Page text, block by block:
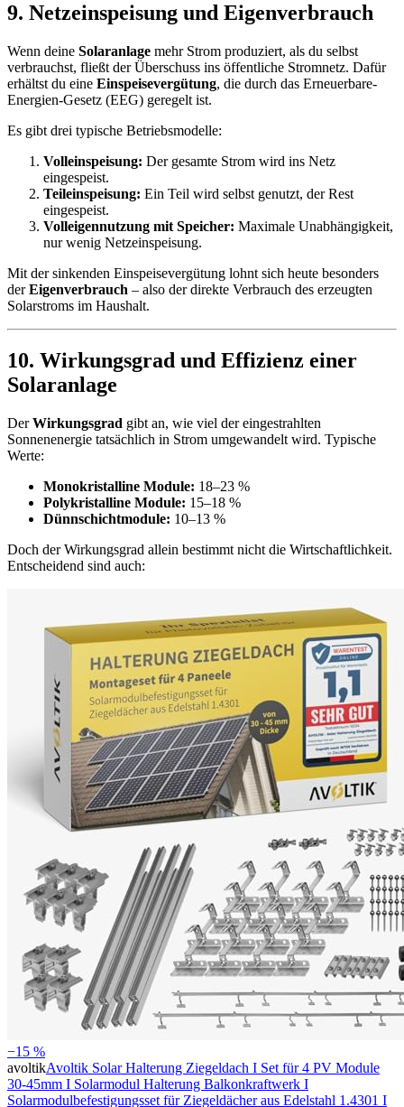
9. Netzeinspeisung und Eigenverbrauch
Wenn deine Solaranlage mehr Strom produziert, als du selbst
verbrauchst, fließt der Überschuss ins öffentliche Stromnetz. Dafür
erhältst du eine Einspeisevergütung, die durch das Erneuerbare-
Energien-Gesetz (EEG) geregelt ist.
Es gibt drei typische Betriebsmodelle:
Volleinspeisung: Der gesamte Strom wird ins Netz
eingespeist.
Teileinspeisung: Ein Teil wird selbst genutzt, der Rest
eingespeist.
Volleigennutzung mit Speicher: Maximale Unabhängigkeit,
nur wenig Netzeinspeisung.
Mit der sinkenden Einspeisevergütung lohnt sich heute besonders
derEigenverbrauch – also der direkte Verbrauch des erzeugten
Solarstroms im Haushalt.
10. Wirkungsgrad und Effizienz einer
Solaranlage
DerWirkungsgrad gibt an, wie viel der eingestrahlten
Sonnenenergie tatsächlich in Strom umgewandelt wird. Typische
Werte:
Monokristalline Module: 18–23 %
Polykristalline Module: 15–18 %
Dünnschichtmodule: 10–13 %
Doch der Wirkungsgrad allein bestimmt nicht die Wirtschaftlichkeit.
Entscheidend sind auch:
−15 %
avoltikAvoltik Solar Halterung Ziegeldach I Set für 4 PV Module
30-45mm I Solarmodul Halterung Balkonkraftwerk I
Solarmodulbefestigungsset für Ziegeldächer aus Edelstahl 1.4301 I